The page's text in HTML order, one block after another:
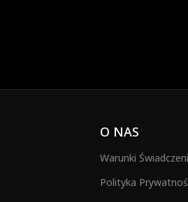
O NAS
Warunki
Polityka